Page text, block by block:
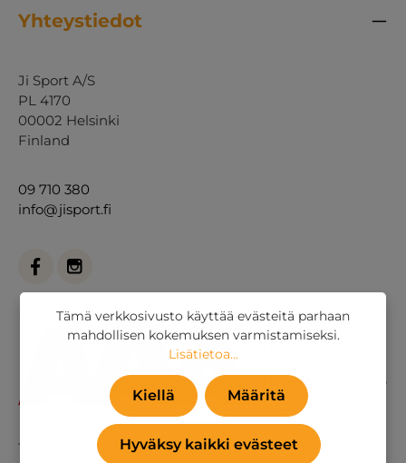
Yhteystiedot
Ji Sport A/S
PL 4170
00002 Helsinki
Finland
09 710 380
info@jisport.fi
Tai yhteydenottolomakkeella.
Tämä verkkosivusto käyttää evästeitä parhaan
mahdollisen kokemuksen varmistamiseksi.
Lisätietoa...
Kiellä Määritä
Hyväksy kaikki evästeet